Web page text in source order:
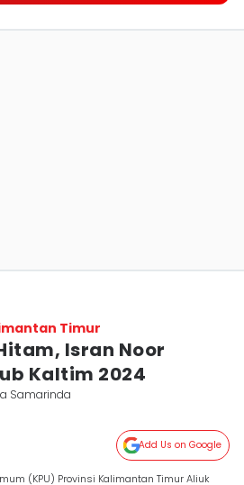
Timur
Isran Noor
Kaltim 2024
Samarinda
Add Us on Google
(KPU) Provinsi Kalimantan Timur Aliuk